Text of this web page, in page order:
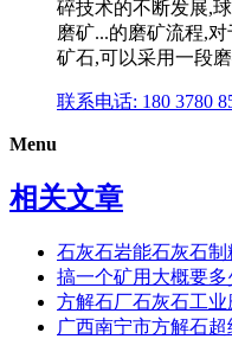
碎技术的不断发展,
磨矿...的磨矿流程,
矿石,可以采用一段
联系电话: 180 3780
Menu
相关文章
石灰石岩能石灰石制
搞一个矿用大概要多
方解石厂石灰石工
广西南宁市方解石